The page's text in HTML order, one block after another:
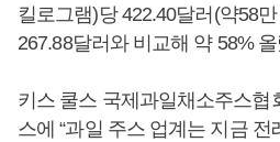
킬로그램)당 422.40달러(약58
267.88달러와 비교해 약 58%
키스 쿨스 국제과일채소주스협
스에 “과일 주스 업계는 지금